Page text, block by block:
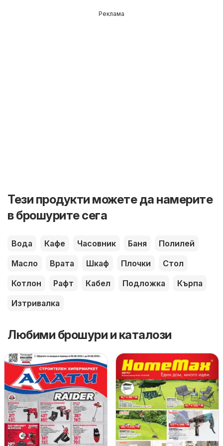
Реклама
Тези продукти можете да намерите
в брошурите сега
Вода Кафе Часовник Баня
Полилей
Масло
Врата Шкаф Плочки
Стол
Котлон
Рафт Кабел Подложка
Кърпа
Изтривалка
Любими брошури и каталози